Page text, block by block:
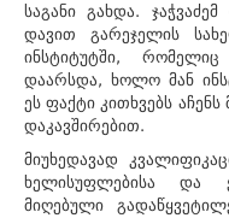
საგანი გახდა.
დავით გარეჯელის
ინსტიტუტში,
დაარსდა, ხოლო მან
ეს ფაქტი კითხვებს
დაკავშირებით.
მიუხედავად
ხელისუფლებისა და
მიღებული